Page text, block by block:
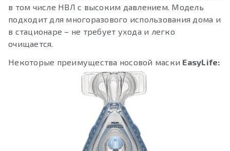
в том числе НВЛ с высоким давлением. Модель
подходит для многоразового использования дома и
в стационаре – не требует ухода и легко
очищается.
Некоторые преимущества носовой маски EasyLife: